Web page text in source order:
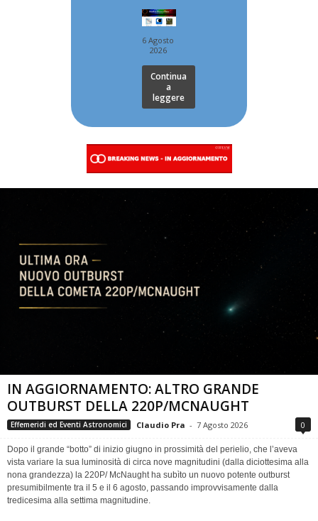
6 Agosto
2026
Continua
a
leggere
IN AGGIORNAMENTO: ALTRO GRANDE
OUTBURST DELLA 220P/MCNAUGHT
Effemeridi ed Eventi Astronomici Claudio Pra - 7 Agosto 2026 0
Dopo il grande “botto” di inizio giugno in prossimità del perielio, che l’aveva
vista variare la sua luminosità di circa nove magnitudini (dalla diciottesima alla
nona grandezza) la 220P/ McNaught ha subìto un nuovo potente outburst
presumibilmente tra il 5 e il 6 agosto, passando improvvisamente dalla
tredicesima alla settima magnitudine.